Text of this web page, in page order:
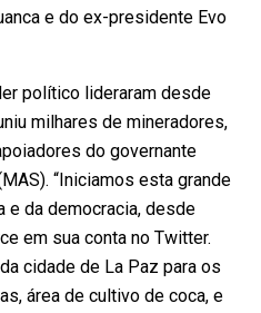
e do ex-presidente Evo
político lideraram desde
milhares de mineradores,
do governante
“Iniciamos esta grande
e da democracia, desde
em sua conta no Twitter.
cidade de La Paz para os
área de cultivo de coca, e